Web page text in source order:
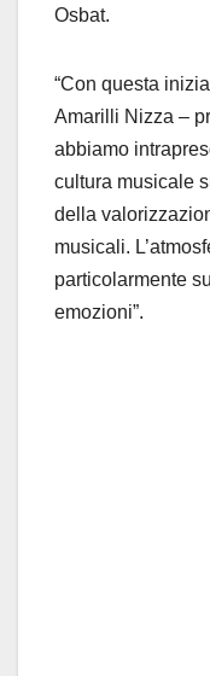
Osbat.
“Con questa
Amarilli Nizza –
abbiamo
cultura musicale
della
musicali.
particolarmente
emozioni”.